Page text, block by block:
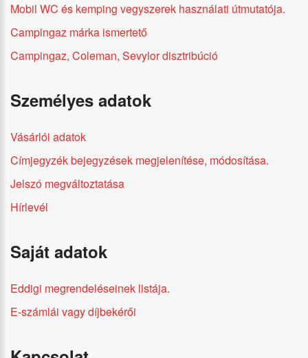
Mobil WC és kemping vegyszerek használati útmutatója.
Campingaz márka ismertető
Campingaz, Coleman, Sevylor disztribúció
Személyes adatok
Vásárlói adatok
Címjegyzék bejegyzések megjelenítése, módosítása.
Jelszó megváltoztatása
Hírlevél
Saját adatok
Eddigi megrendeléseinek listája.
E-számlái vagy díjbekérői